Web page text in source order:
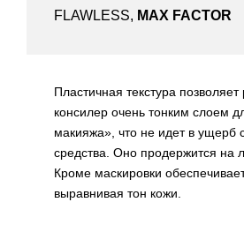
FLAWLESS, MAX FACTOR
Пластичная текстура позволяет
консилер очень тонким слоем
макияжа», что не идет в ущерб
средства. Оно продержится на
Кроме маскировки
выравнивая тон кожи.